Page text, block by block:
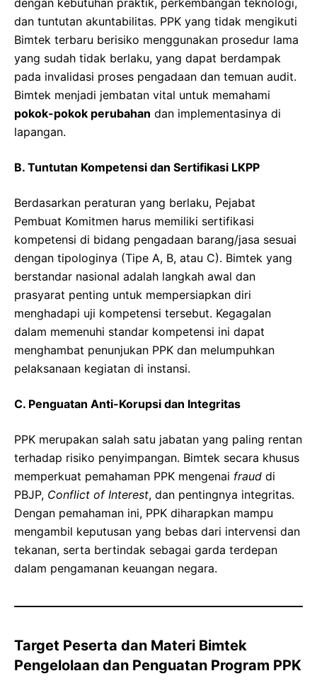
dan tuntutan akuntabilitas. PPK yang tidak mengikuti
Bimtek terbaru berisiko menggunakan prosedur lama
yang sudah tidak berlaku, yang dapat berdampak
pada invalidasi proses pengadaan dan temuan audit.
Bimtek menjadi jembatan vital untuk memahami
pokok-pokok perubahan dan implementasinya di
lapangan.
B. Tuntutan Kompetensi dan Sertifikasi LKPP
Berdasarkan peraturan yang berlaku, Pejabat
Pembuat Komitmen harus memiliki sertifikasi
kompetensi di bidang pengadaan barang/jasa sesuai
dengan tipologinya (Tipe A, B, atau C). Bimtek yang
berstandar nasional adalah langkah awal dan
prasyarat penting untuk mempersiapkan diri
menghadapi uji kompetensi tersebut. Kegagalan
dalam memenuhi standar kompetensi ini dapat
menghambat penunjukan PPK dan melumpuhkan
pelaksanaan kegiatan di instansi.
C. Penguatan Anti-Korupsi dan Integritas
PPK merupakan salah satu jabatan yang paling rentan
terhadap risiko penyimpangan. Bimtek secara khusus
memperkuat pemahaman PPK mengenai fraud di
PBJP, Conflict of Interest, dan pentingnya integritas.
Dengan pemahaman ini, PPK diharapkan mampu
mengambil keputusan yang bebas dari intervensi dan
tekanan, serta bertindak sebagai garda terdepan
dalam pengamanan keuangan negara.
Target Peserta dan Materi Bimtek
Pengelolaan dan Penguatan Program PPK